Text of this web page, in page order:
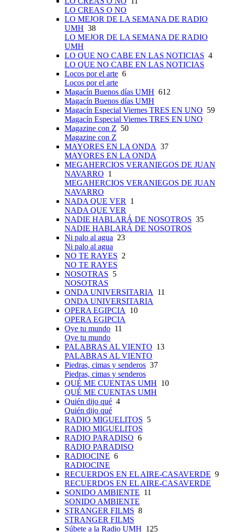
LO CREAS O NO
LO MEJOR DE LA SEMANA DE RADIO
UMH 38
LO MEJOR DE LA SEMANA DE RADIO
UMH
LO QUE NO CABE EN LAS NOTICIAS 4
LO QUE NO CABE EN LAS NOTICIAS
Locos por el arte 6
Locos por el arte
Magacín Buenos días UMH 612
Magacín Buenos días UMH
Magacín Especial Viernes TRES EN UNO 59
Magacín Especial Viernes TRES EN UNO
Magazine con Z 50
Magazine con Z
MAYORES EN LA ONDA 37
MAYORES EN LA ONDA
MEGAHERCIOS VERANIEGOS DE JUAN
NAVARRO 1
MEGAHERCIOS VERANIEGOS DE JUAN
NAVARRO
NADA QUE VER
1
NADA QUE VER
NADIE HABLARÁ DE NOSOTROS 35
NADIE HABLARÁ DE NOSOTROS
Ni palo al agua 23
Ni palo al agua
NO TE RAYES 2
NO TE RAYES
NOSOTRAS 5
NOSOTRAS
ONDA UNIVERSITARIA
11
ONDA UNIVERSITARIA
OPERA EGIPCIA
10
OPERA EGIPCIA
Oye tu mundo 11
Oye tu mundo
PALABRAS AL VIENTO 13
PALABRAS AL VIENTO
Piedras, cimas y senderos 37
Piedras, cimas y senderos
QUÉ ME CUENTAS UMH 10
QUÉ ME CUENTAS UMH
Quién dijo qué 4
Quién dijo qué
RADIO MIGUELITOS 5
RADIO MIGUELITOS
RADIO PARADISO 6
RADIO PARADISO
RADIOCINE 6
RADIOCINE
RECUERDOS EN EL AIRE-CASAVERDE 9
RECUERDOS EN EL AIRE-CASAVERDE
SONIDO AMBIENTE 11
SONIDO AMBIENTE
STRANGER FILMS 8
STRANGER FILMS
Súbete a la Radio UMH 125